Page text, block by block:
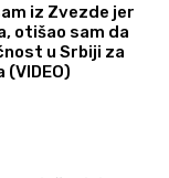
iz Zvezde jer
otišao sam da
u Srbiji za